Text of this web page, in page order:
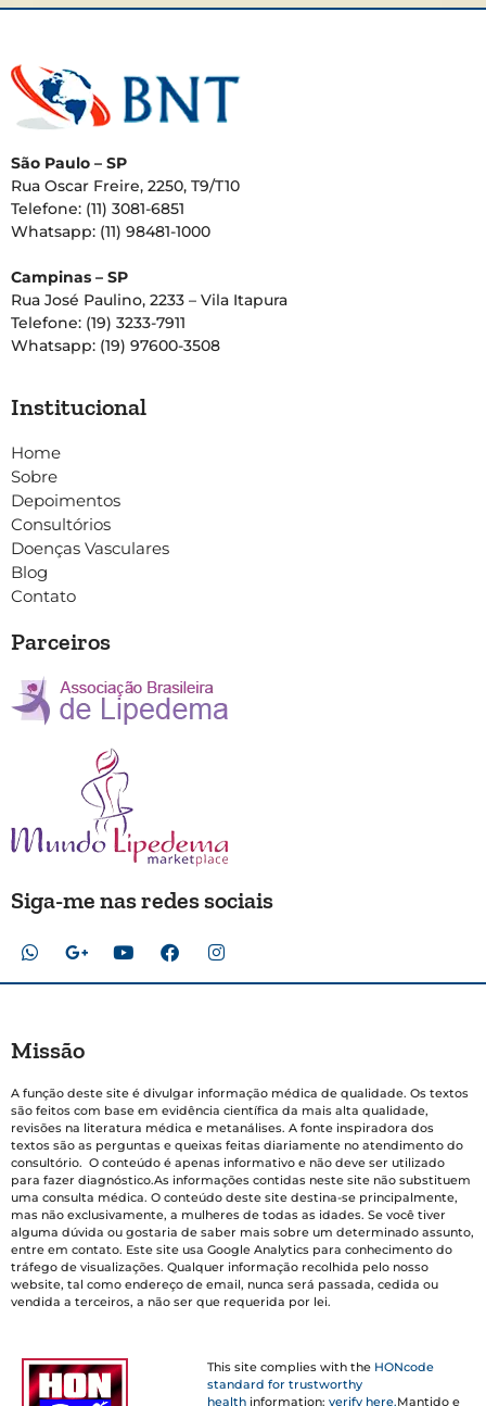
São Paulo – SP
Rua Oscar Freire, 2250, T9/T10
Telefone: (11) 3081-6851
Whatsapp: (11) 98481-1000
Campinas – SP
Rua José Paulino, 2233 – Vila Itapura
Telefone: (19) 3233-7911
Whatsapp: (19) 97600-3508
Institucional
Home
Sobre
Depoimentos
Consultórios
Doenças Vasculares
Blog
Contato
Parceiros
Siga-me nas redes sociais
Missão
A função deste site é divulgar informação médica de qualidade. Os textos
são feitos com base em evidência científica da mais alta qualidade,
revisões na literatura médica e metanálises. A fonte inspiradora dos
textos são as perguntas e queixas feitas diariamente no atendimento do
consultório. O conteúdo é apenas informativo e não deve ser utilizado
para fazer diagnóstico.As informações contidas neste site não substituem
uma consulta médica. O conteúdo deste site destina-se principalmente,
mas não exclusivamente, a mulheres de todas as idades. Se você tiver
alguma dúvida ou gostaria de saber mais sobre um determinado assunto,
entre em contato. Este site usa Google Analytics para conhecimento do
tráfego de visualizações. Qualquer informação recolhida pelo nosso
website, tal como endereço de email, nunca será passada, cedida ou
vendida a terceiros, a não ser que requerida por lei.
This site complies with the HONcode
standard for trustworthy
health information:verify here.Mantido e